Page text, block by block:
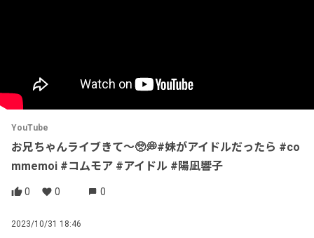
YouTube
お兄ちゃんライブきて〜🥺💭#妹がアイドルだったら #co
mmemoi #コムモア #アイドル #陽凪響子
0 0 0
2023/10/31 18:46